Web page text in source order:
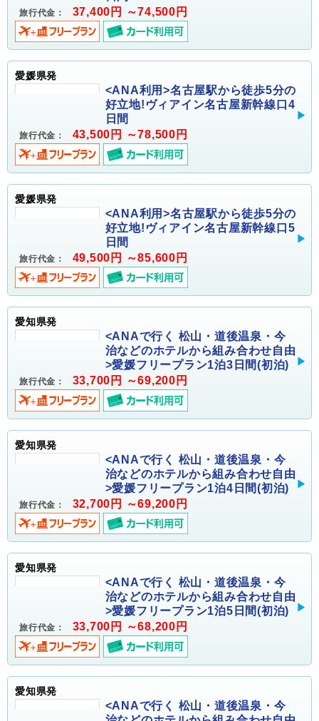
旅行代金： 37,400円 ～74,500円
愛媛県発
<ANA利用>名古屋駅から徒歩5分の
好立地!ヴィアイン名古屋新幹線口4
日間
旅行代金： 43,500円 ～78,500円
愛媛県発
<ANA利用>名古屋駅から徒歩5分の
好立地!ヴィアイン名古屋新幹線口5
日間
旅行代金： 49,500円 ～85,600円
愛知県発
<ANAで行く 松山・道後温泉・今
治などのホテルから組み合わせ自由
>愛媛フリープラン1泊3日間(初泊)
旅行代金： 33,700円 ～69,200円
愛知県発
<ANAで行く 松山・道後温泉・今
治などのホテルから組み合わせ自由
>愛媛フリープラン1泊4日間(初泊)
旅行代金： 32,700円 ～69,200円
愛知県発
<ANAで行く 松山・道後温泉・今
治などのホテルから組み合わせ自由
>愛媛フリープラン1泊5日間(初泊)
旅行代金： 33,700円 ～68,200円
愛知県発
<ANAで行く 松山・道後温泉・今